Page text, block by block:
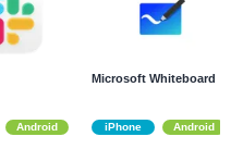
Android
Microsoft Whiteboard
iPhone Android